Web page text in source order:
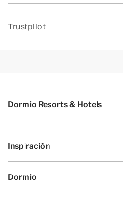
aproximada, pero están
Trustpilot
Dormio Resorts & Hotels
Inspiración
Dormio